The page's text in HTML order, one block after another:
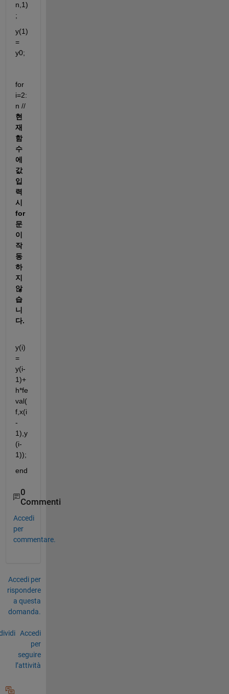
n,1)
;
y(1)
=
y0;
for
i=2:
n //
현
재
함
수
에
값
입
력
시
for
문
이
작
동
하
지
않
습
니
다.
y(i)
=
y(i-
1)+
h*fe
val(
f,x(i
-
1),y
(i-
1));
end
0
Commenti
Accedi
per
commentare.
Accedi per
rispondere
a questa
domanda.
Accedi
per
seguire
l’attività